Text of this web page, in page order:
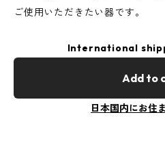
ご使用いただきたい器です。
International
Add to
日本国内にお住